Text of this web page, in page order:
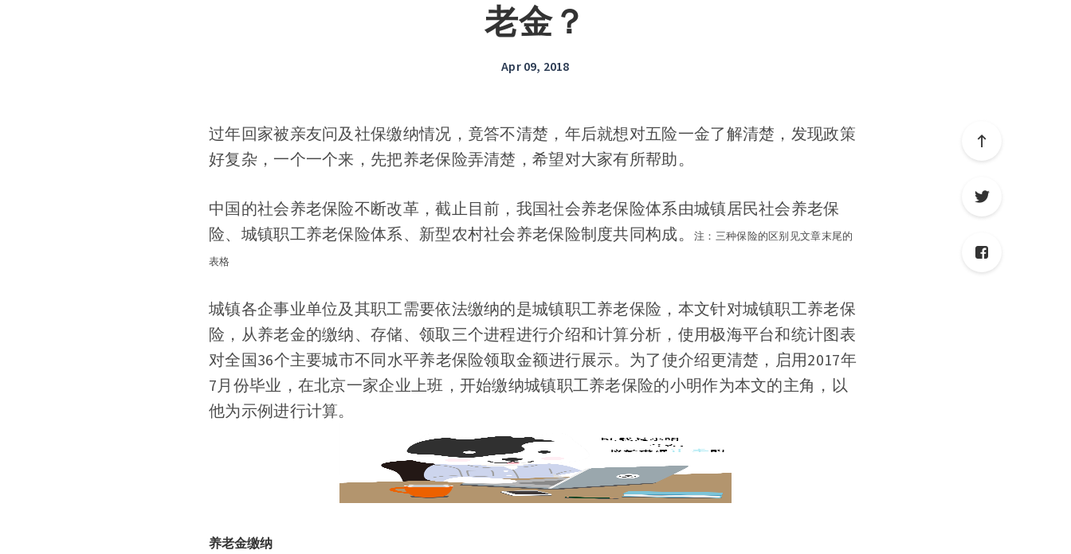
老金？
Apr 09, 2018
过年回家被亲友问及社保缴纳情况，竟答不清楚，年后就想对五险一金了解清楚，发现政策
好复杂，一个一个来，先把养老保险弄清楚，希望对大家有所帮助。
中国的社会养老保险不断改革，截止目前，我国社会养老保险体系由城镇居民社会养老保
险、城镇职工养老保险体系、新型农村社会养老保险制度共同构成。
注：三种保险的区别见文章末尾的
表格
城镇各企事业单位及其职工需要依法缴纳的是城镇职工养老保险，本文针对城镇职工养老保
险，从养老金的缴纳、存储、领取三个进程进行介绍和计算分析，使用极海平台和统计图表
对全国36个主要城市不同水平养老保险领取金额进行展示。为了使介绍更清楚，启用2017年
7月份毕业，在北京一家企业上班，开始缴纳城镇职工养老保险的小明作为本文的主角，以
他为示例进行计算。
养老金缴纳